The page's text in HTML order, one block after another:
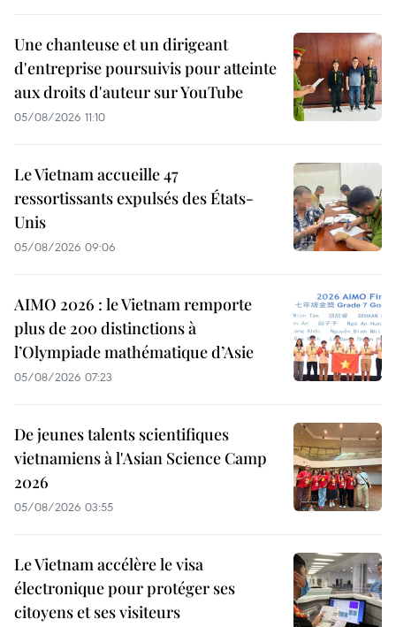
Une chanteuse et un dirigeant
d'entreprise poursuivis pour atteinte
aux droits d'auteur sur YouTube
05/08/2026 11:10
Le Vietnam accueille 47
ressortissants expulsés des États-
Unis
05/08/2026 09:06
AIMO 2026 : le Vietnam remporte
plus de 200 distinctions à
l’Olympiade mathématique d’Asie
05/08/2026 07:23
De jeunes talents scientifiques
vietnamiens à l'Asian Science Camp
2026
05/08/2026 03:55
Le Vietnam accélère le visa
électronique pour protéger ses
citoyens et ses visiteurs